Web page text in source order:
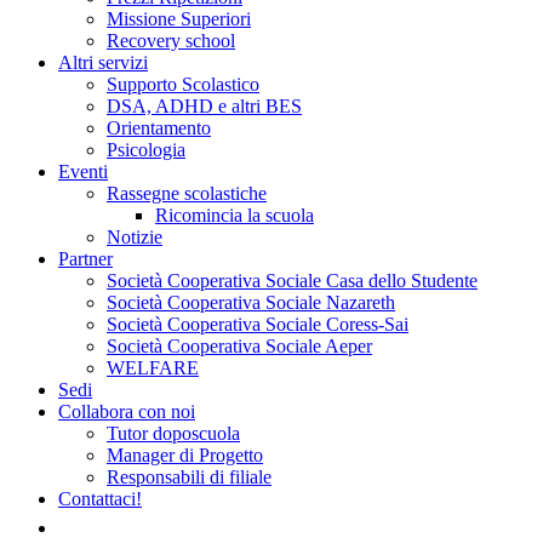
Missione Superiori
Recovery school
Altri servizi
Supporto Scolastico
DSA, ADHD e altri BES
Orientamento
Psicologia
Eventi
Rassegne scolastiche
Ricomincia la scuola
Notizie
Partner
Società Cooperativa Sociale Casa dello Studente
Società Cooperativa Sociale Nazareth
Società Cooperativa Sociale Coress-Sai
Società Cooperativa Sociale Aeper
WELFARE
Sedi
Collabora con noi
Tutor doposcuola
Manager di Progetto
Responsabili di filiale
Contattaci!